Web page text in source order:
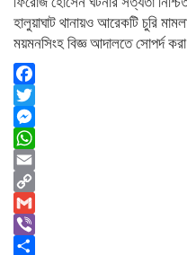
হালুয়াঘাট থানায়ও আরেকটি চুরি
ময়মনসিংহ বিজ্ঞ আদালতে সোপর্দ
Facebook
Twitter
Messenger
WhatsApp
Email
Copy
Link
Gmail
Viber